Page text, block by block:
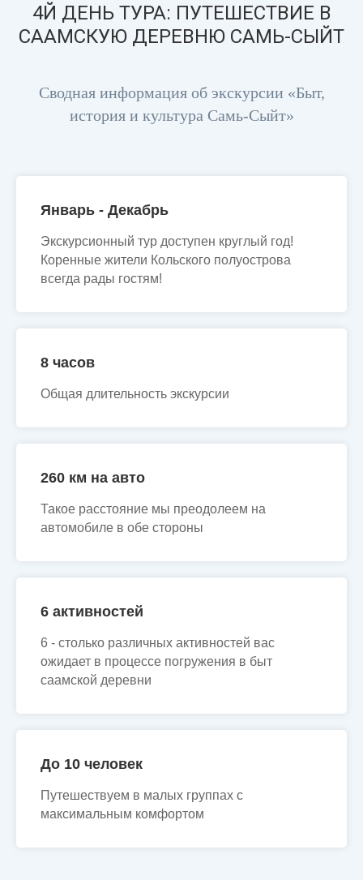
4Й ДЕНЬ ТУРА: ПУТЕШЕСТВИЕ В
СААМСКУЮ ДЕРЕВНЮ САМЬ-СЫЙТ
Сводная информация об экскурсии «Быт,
история и культура Самь-Сыйт»
Январь - Декабрь
Экскурсионный тур доступен круглый год!
Коренные жители Кольского полуострова
всегда рады гостям!
8 часов
Общая длительность экскурсии
260 км на авто
Такое расстояние мы преодолеем на
автомобиле в обе стороны
6 активностей
6 - столько различных активностей вас
ожидает в процессе погружения в быт
саамской деревни
До 10 человек
Путешествуем в малых группах с
максимальным комфортом